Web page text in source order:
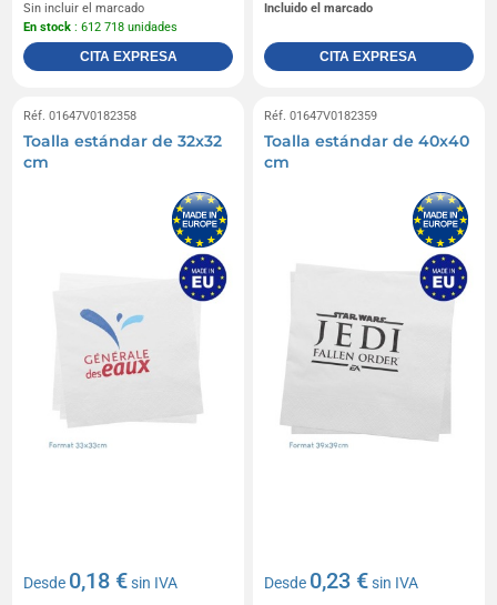
Sin incluir el marcado
En stock : 612 718 unidades
CITA EXPRESA
Incluido el marcado
CITA EXPRESA
Réf. 01647V0182358
Toalla estándar de 32x32
cm
Desde 0,18 €sin IVA
Réf. 01647V0182359
Toalla estándar de 40x40
cm
Desde 0,23 €sin IVA